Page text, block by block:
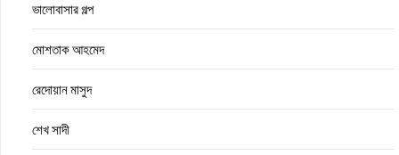
ভালোবাসার গল্প
মোশতাক আহমেদ
রেদোয়ান মাসুদ
শেখ সাদী